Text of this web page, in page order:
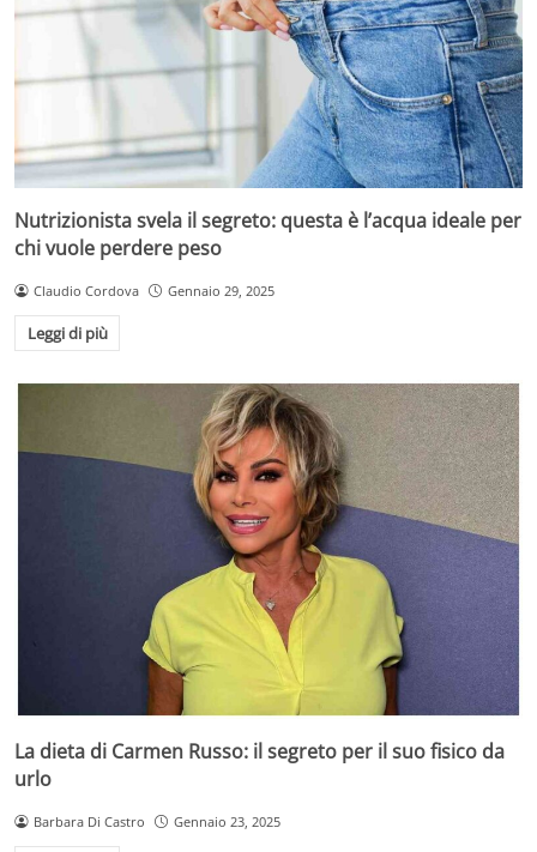
Nutrizionista svela il segreto: questa è l’acqua ideale per
chi vuole perdere peso
Claudio Cordova Gennaio 29, 2025
Leggi di più
La dieta di Carmen Russo: il segreto per il suo fisico da
urlo
Barbara Di Castro Gennaio 23, 2025